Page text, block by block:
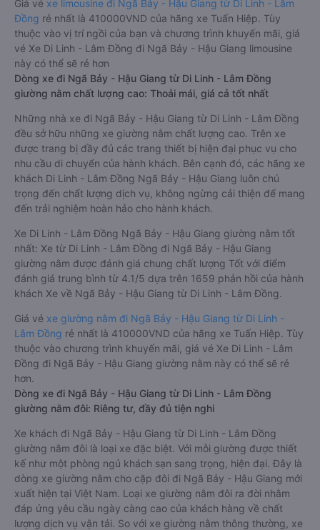
Giá vé xe limousine đi Ngã Bảy - Hậu Giang từ Di Linh - Lâm
Đồng rẻ nhất là 410000VND của hãng xe Tuấn Hiệp. Tùy
thuộc vào vị trí ngồi của bạn và chương trình khuyến mãi, giá
vé Xe Di Linh - Lâm Đồng đi Ngã Bảy - Hậu Giang limousine
này có thể sẽ rẻ hơn
Dòng xe đi Ngã Bảy - Hậu Giang từ Di Linh - Lâm Đồng
giường nằm chất lượng cao: Thoải mái, giá cả tốt nhất
Những nhà xe đi Ngã Bảy - Hậu Giang từ Di Linh - Lâm Đồng
đều sở hữu những xe giường nằm chất lượng cao. Trên xe
được trang bị đầy đủ các trang thiết bị hiện đại phục vụ cho
nhu cầu di chuyển của hành khách. Bên cạnh đó, các hãng xe
khách Di Linh - Lâm Đồng Ngã Bảy - Hậu Giang luôn chú
trọng đến chất lượng dịch vụ, không ngừng cải thiện để mang
đến trải nghiệm hoàn hảo cho hành khách.
Xe Di Linh - Lâm Đồng Ngã Bảy - Hậu Giang giường nằm tốt
nhất: Xe từ Di Linh - Lâm Đồng đi Ngã Bảy - Hậu Giang
giường nằm được đánh giá chung chất lượng Tốt với điểm
đánh giá trung bình từ 4.1/5 dựa trên 1659 phản hồi của hành
khách Xe về Ngã Bảy - Hậu Giang từ Di Linh - Lâm Đồng.
Giá vé xe giường nằm đi Ngã Bảy - Hậu Giang từ Di Linh -
Lâm Đồng rẻ nhất là 410000VND của hãng xe Tuấn Hiệp. Tùy
thuộc vào chương trình khuyến mãi, giá vé Xe Di Linh - Lâm
Đồng đi Ngã Bảy - Hậu Giang giường nằm này có thể sẽ rẻ
hơn.
Dòng xe đi Ngã Bảy - Hậu Giang từ Di Linh - Lâm Đồng
giường nằm đôi: Riêng tư, đầy đủ tiện nghi
Xe khách đi Ngã Bảy - Hậu Giang từ Di Linh - Lâm Đồng
giường nằm đôi là loại xe đặc biệt. Với mỗi giường được thiết
kế như một phòng ngủ khách sạn sang trọng, hiện đại. Đây là
dòng xe giường nằm cho cặp đôi đi Ngã Bảy - Hậu Giang mới
xuất hiện tại Việt Nam. Loại xe giường nằm đôi ra đời nhằm
đáp ứng yêu cầu ngày càng cao của khách hàng về chất
lượng dịch vụ vận tải. So với xe giường nằm thông thường, xe